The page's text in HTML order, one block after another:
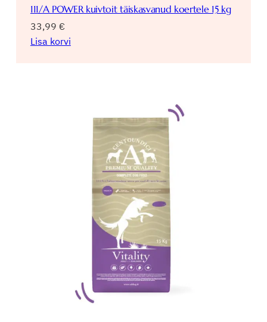
111/A POWER kuivtoit täiskasvanud koertele 15 kg
33,99 €
Lisa korvi